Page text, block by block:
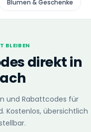
Blumen & Geschenke
BLEIBEN
direkt in
und Rabattcodes für
Kostenlos, übersichtlich